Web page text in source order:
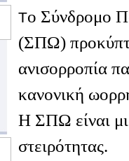
Το Σύνδρομο
(ΣΠΩ)
ανισορροπία
κανονική
Η ΣΠΩ είναι
στειρότητας.